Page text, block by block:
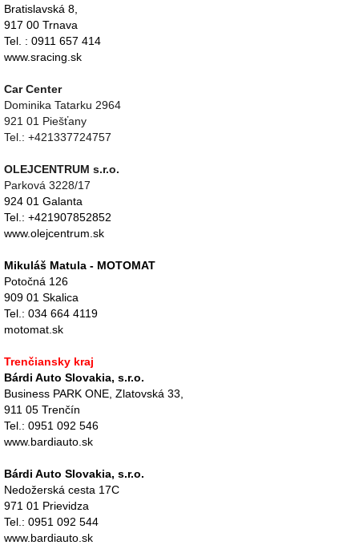
Bratislavská 8,
917 00 Trnava
Tel. : 0911 657 414
www.sracing.sk
Car Center
Dominika Tatarku 2964
921 01 Piešťany
Tel.: +421337724757
OLEJCENTRUM s.r.o.
Parková 3228/17
924 01 Galanta
Tel.: +421907852852
www.olejcentrum.sk
Mikuláš Matula - MOTOMAT
Potočná 126
909 01 Skalica
Tel.: 034 664 4119
motomat.sk
Trenčiansky kraj
Bárdi Auto Slovakia, s.r.o.
Business PARK ONE, Zlatovská 33,
911 05 Trenčín
Tel.: 0951 092 546
www.bardiauto.sk
Bárdi Auto Slovakia, s.r.o.
Nedožerská cesta 17C
971 01 Prievidza
Tel.: 0951 092 544
www.bardiauto.sk